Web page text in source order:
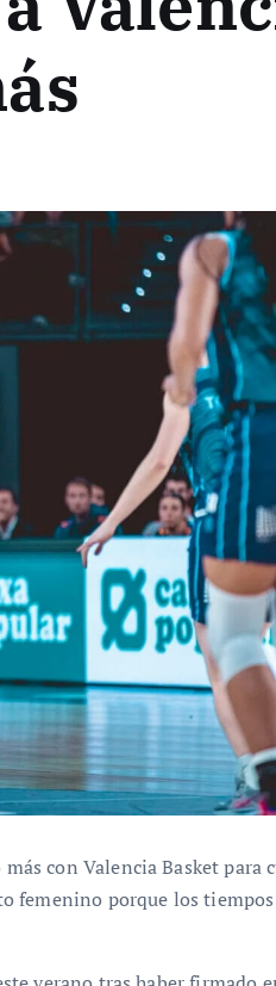
con Valencia Basket para
femenino porque los tiempos